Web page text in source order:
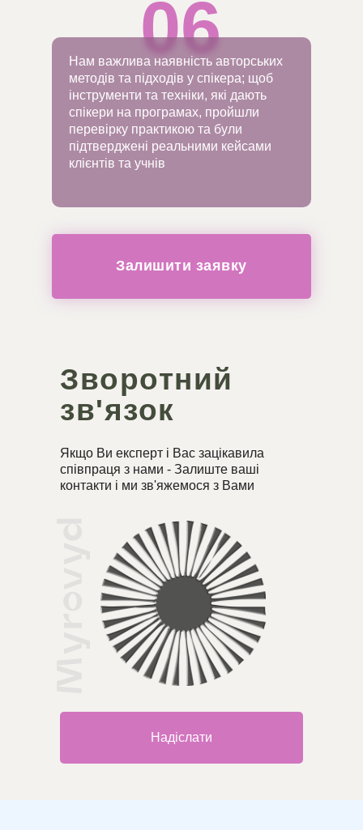
06
Нам важлива наявність авторських
методів та підходів у спікера; щоб
інструменти та техніки, які дають
спікери на програмах, пройшли
перевірку практикою та були
підтверджені реальними кейсами
клієнтів та учнів
Залишити заявку
Зворотний
зв'язок
Якщо Ви експерт і Вас зацікавила
співпраця з нами - Залиште ваші
контакти і ми зв'яжемося з Вами
Ми знаємо як упакувати продукт
Надіслати